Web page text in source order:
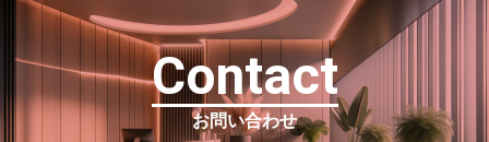
Contact
お問い合わせ